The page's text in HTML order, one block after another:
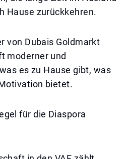
Hause zurückkehren.
von Dubais Goldmarkt
moderner und
es zu Hause gibt, was
bietet.
für die Diaspora